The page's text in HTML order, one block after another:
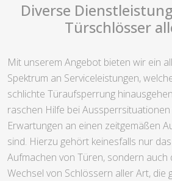
Diverse
Türschlösser
Mit unserem Angebot bieten wir ein
Spektrum an Serviceleistungen,
schlichte Türaufsperrung
raschen Hilfe bei
Erwartungen an einen zeitgemäßen
sind. Hierzu gehört keinesfalls nur
Aufmachen von Türen, sondern auch
Wechsel von Schlössern aller Art, die